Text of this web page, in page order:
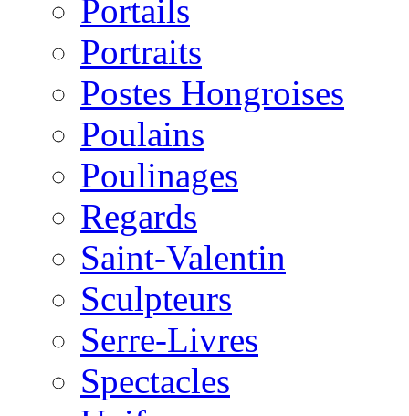
Portails
Portraits
Postes Hongroises
Poulains
Poulinages
Regards
Saint-Valentin
Sculpteurs
Serre-Livres
Spectacles